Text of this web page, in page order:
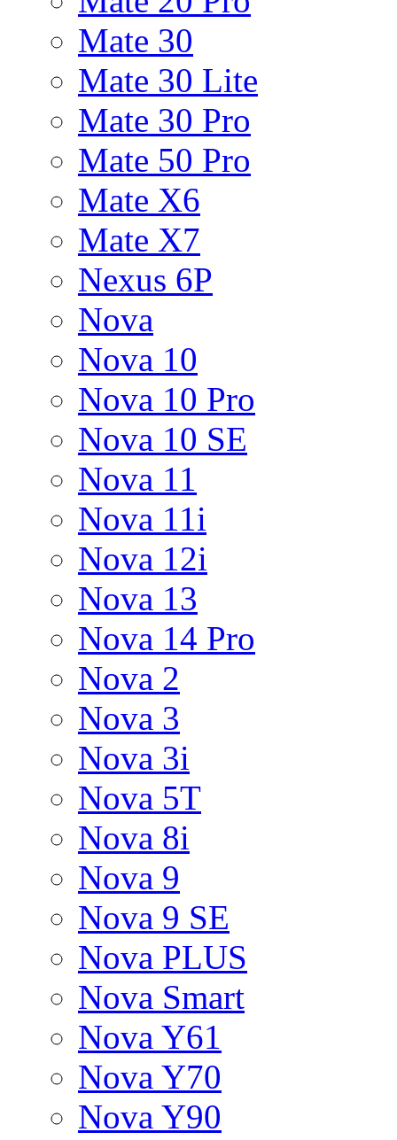
Mate 30
Mate 30 Lite
Mate 30 Pro
Mate 50 Pro
Mate X6
Mate X7
Nexus 6P
Nova
Nova 10
Nova 10 Pro
Nova 10 SE
Nova 11
Nova 11i
Nova 12i
Nova 13
Nova 14 Pro
Nova 2
Nova 3
Nova 3i
Nova 5T
Nova 8i
Nova 9
Nova 9 SE
Nova PLUS
Nova Smart
Nova Y61
Nova Y70
Nova Y90